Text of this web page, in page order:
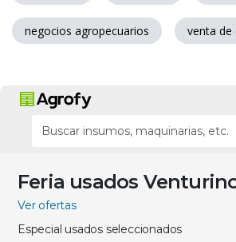
negocios agropecuarios venta de
Feria usados
Ver ofertas
Especial usados seleccionados